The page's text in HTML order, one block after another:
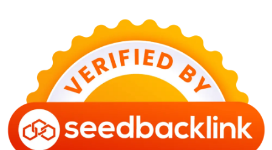
KESEHATAN
Bahaya Memakai Softlens untuk Mata yang Jarang
Diketahui
29 Juni 2026
NASIONAL
PLN Kalimantan Lakukan Manajemen Beban
Akibat Gangguan PLTGU
29 Juni 2026